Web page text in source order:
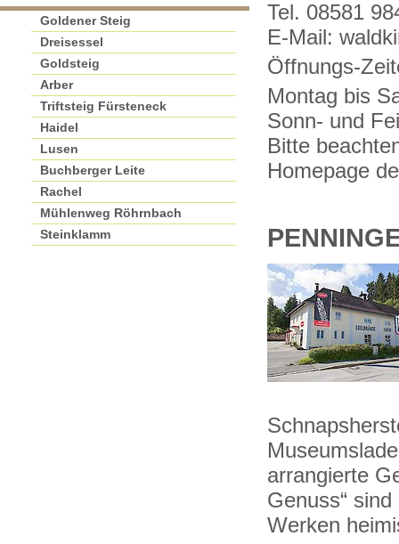
Goldener Steig
Dreisessel
Goldsteig
Arber
Triftsteig Fürsteneck
Haidel
Lusen
Buchberger Leite
Rachel
Mühlenweg Röhrnbach
Steinklamm
Tel. 08581
E-Mail:
Öffnungs-
Montag bis
Sonn- und
Bitte
Homepage
arrangierte
Genuss“
Werken